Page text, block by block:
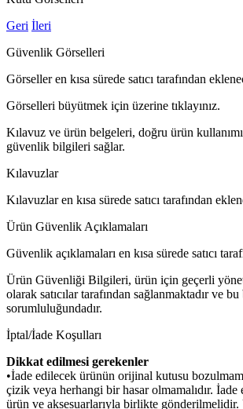
Geri İleri
Güvenlik Görselleri
Görseller en kısa sürede satıcı tarafından
Görselleri büyütmek için üzerine tıklayınız.
Kılavuz ve ürün belgeleri, doğru ürün
güvenlik bilgileri sağlar.
Kılavuzlar
Kılavuzlar en kısa sürede satıcı tarafından
Ürün Güvenlik Açıklamaları
Güvenlik açıklamaları en kısa sürede satıcı
Ürün Güvenliği Bilgileri, ürün için geçerli
olarak satıcılar tarafından sağlanmaktadır ve bu
sorumluluğundadır.
İptal/İade Koşulları
Dikkat edilmesi gerekenler
•İade edilecek ürünün orijinal kutusu
çizik veya herhangi bir hasar olmamalıdır.
ürün ve aksesuarlarıyla birlikte